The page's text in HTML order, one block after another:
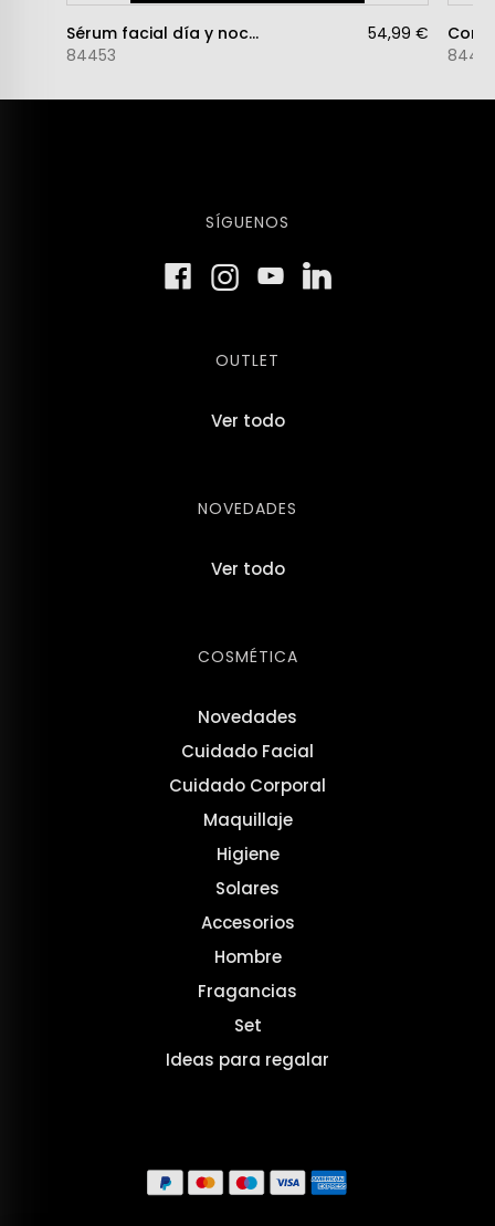
Sérum facial día y noche Bibenefit
84453
54,99 €
SÍGUENOS
OUTLET
Ver todo
NOVEDADES
Ver todo
COSMÉTICA
Novedades
Cuidado Facial
Cuidado Corporal
Maquillaje
Higiene
Solares
Accesorios
Hombre
Fragancias
Set
Ideas para regalar